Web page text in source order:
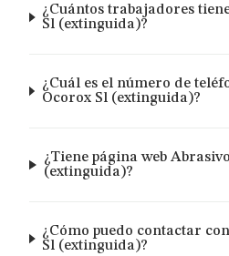
¿Cuántos trabajadores
Sl (extinguida)?
¿Cuál es el número de
Ocorox Sl (extinguida)?
¿Tiene página web
(extinguida)?
¿Cómo puedo contactar
Sl (extinguida)?